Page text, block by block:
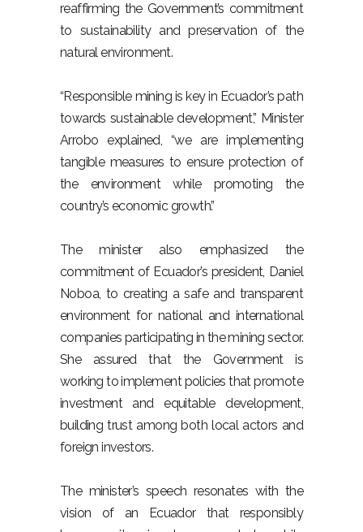
reaffirming the Government’s commitment
to sustainability and preservation of the
natural environment.
“Responsible mining is key in Ecuador’s path
towards sustainable development,” Minister
Arrobo explained, “we are implementing
tangible measures to ensure protection of
the environment while promoting the
country’s economic growth.”
The minister also emphasized the
commitment of Ecuador’s president, Daniel
Noboa, to creating a safe and transparent
environment for national and international
companies participating in the mining sector.
She assured that the Government is
working to implement policies that promote
investment and equitable development,
building trust among both local actors and
foreign investors.
The minister’s speech resonates with the
vision of an Ecuador that responsibly